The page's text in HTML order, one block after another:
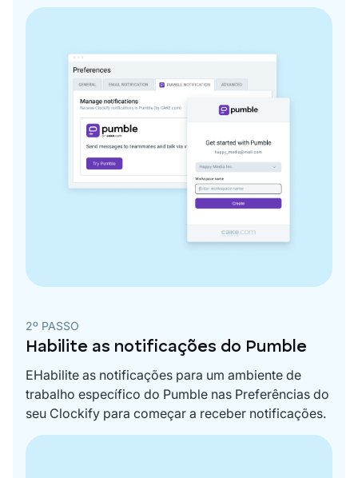
2º PASSO
Habilite as notificações do Pumble
EHabilite as notificações para um ambiente de
trabalho específico do Pumble nas Preferências do
seu Clockify para começar a receber notificações.